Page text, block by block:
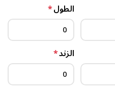
الطول*
الزند*